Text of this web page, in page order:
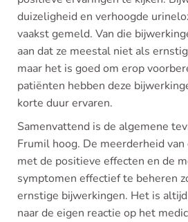
duizeligheid en verhoogde
vaakst gemeld. Van die
aan dat ze meestal niet als
maar het is goed om erop
patiënten hebben deze
korte duur ervaren.
Samenvattend is de algemene
Frumil hoog. De meerderheid
met de positieve effecten en de
symptomen effectief te beheren
ernstige bijwerkingen. Het is
naar de eigen reactie op het